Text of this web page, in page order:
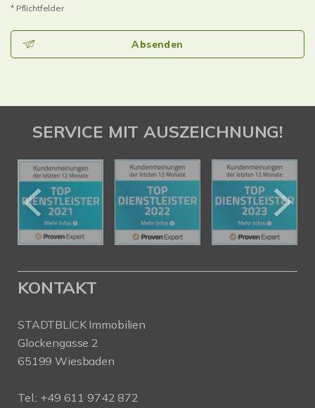
* Pflichtfelder
Absenden
SERVICE MIT AUSZEICHNUNG!
KONTAKT
STADTBLICK Immobilien
Glockengasse 2
65199 Wiesbaden
Tel.: +49 611 9742 872